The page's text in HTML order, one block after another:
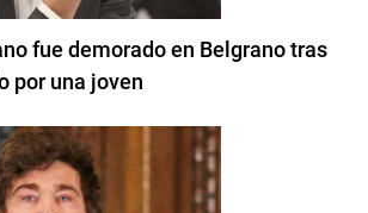
fue demorado en Belgrano tras
por una joven